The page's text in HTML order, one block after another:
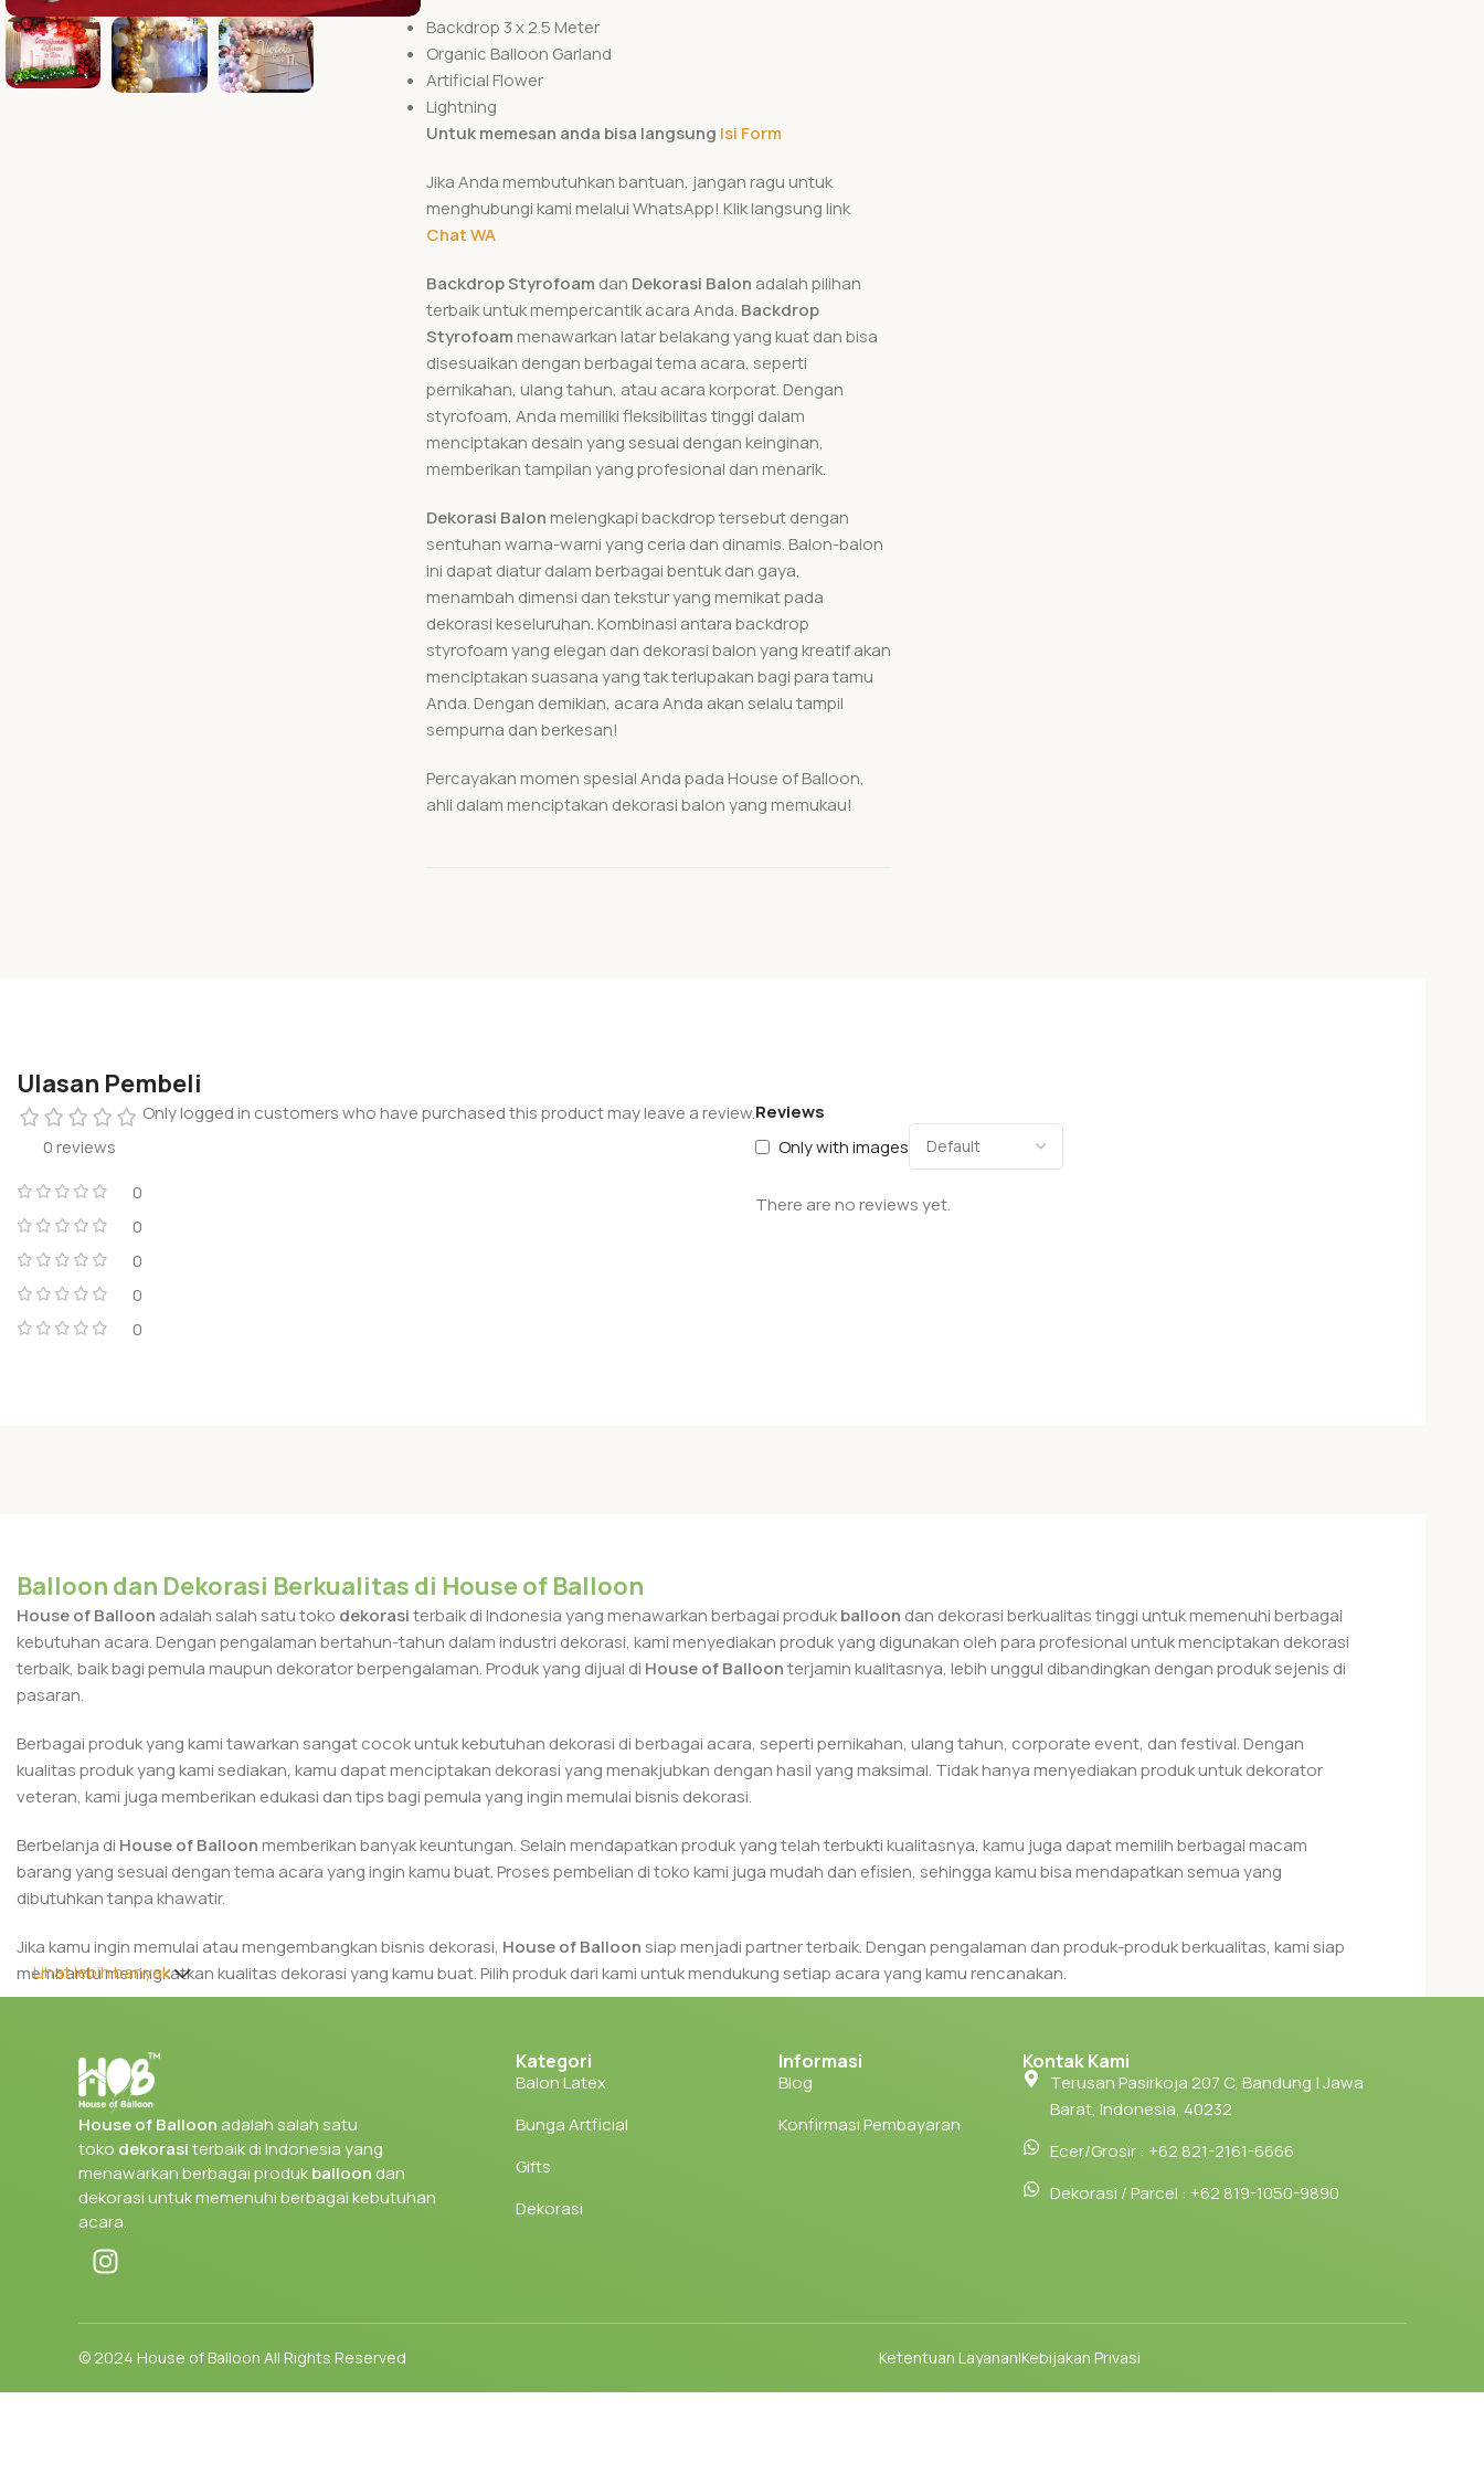
Backdrop 3 x 2.5 Meter
Organic Balloon Garland
Artificial Flower
Lightning
Untuk memesan anda bisa langsung Isi Form
Jika Anda membutuhkan bantuan, jangan ragu untuk
menghubungi kami melalui WhatsApp! Klik langsung link
Chat WA
Backdrop Styrofoam dan Dekorasi Balon adalah pilihan
terbaik untuk mempercantik acara Anda. Backdrop
Styrofoam menawarkan latar belakang yang kuat dan bisa
disesuaikan dengan berbagai tema acara, seperti
pernikahan, ulang tahun, atau acara korporat. Dengan
styrofoam, Anda memiliki fleksibilitas tinggi dalam
menciptakan desain yang sesuai dengan keinginan,
memberikan tampilan yang profesional dan menarik.
Dekorasi Balon melengkapi backdrop tersebut dengan
sentuhan warna-warni yang ceria dan dinamis. Balon-balon
ini dapat diatur dalam berbagai bentuk dan gaya,
menambah dimensi dan tekstur yang memikat pada
dekorasi keseluruhan. Kombinasi antara backdrop
styrofoam yang elegan dan dekorasi balon yang kreatif akan
menciptakan suasana yang tak terlupakan bagi para tamu
Anda. Dengan demikian, acara Anda akan selalu tampil
sempurna dan berkesan!
Percayakan momen spesial Anda pada House of Balloon,
ahli dalam menciptakan dekorasi balon yang memukau!
Ulasan Pembeli
0 reviews
0
0
0
0
0
Reviews
Only with images
There are no reviews yet.
Only logged in customers who have purchased this product may leave a review.
Balloon dan Dekorasi Berkualitas di House of Balloon
House of Balloon adalah salah satu toko dekorasiterbaik di Indonesia yang menawarkan berbagai produkballoon dan dekorasi berkualitas tinggi untuk memenuhi berbagai
kebutuhan acara. Dengan pengalaman bertahun-tahun dalam industri dekorasi, kami menyediakan produk yang digunakan oleh para profesional untuk menciptakan dekorasi
terbaik, baik bagi pemula maupun dekorator berpengalaman. Produk yang dijual di House of Balloonterjamin kualitasnya, lebih unggul dibandingkan dengan produk sejenis di
pasaran.
Berbagai produk yang kami tawarkan sangat cocok untuk kebutuhan dekorasi di berbagai acara, seperti pernikahan, ulang tahun, corporate event, dan festival. Dengan
kualitas produk yang kami sediakan, kamu dapat menciptakan dekorasi yang menakjubkan dengan hasil yang maksimal. Tidak hanya menyediakan produk untuk dekorator
veteran, kami juga memberikan edukasi dan tips bagi pemula yang ingin memulai bisnis dekorasi.
Berbelanja di House of Balloonmemberikan banyak keuntungan. Selain mendapatkan produk yang telah terbukti kualitasnya, kamu juga dapat memilih berbagai macam
barang yang sesuai dengan tema acara yang ingin kamu buat. Proses pembelian di toko kami juga mudah dan efisien, sehingga kamu bisa mendapatkan semua yang
dibutuhkan tanpa khawatir.
Jika kamu ingin memulai atau mengembangkan bisnis dekorasi, House of Balloon siap menjadi partner terbaik. Dengan pengalaman dan produk-produk berkualitas, kami siap
membantu meningkatkan kualitas dekorasi yang kamu buat. Pilih produk dari kami untuk mendukung setiap acara yang kamu rencanakan.
lebih istimewa dengan dekorasi yang sempurna dari House of Balloon.
Lihat lebih banyak
House of Balloon adalah salah satu
toko dekorasiterbaik di Indonesia yang
menawarkan berbagai produkballoon dan
dekorasi untuk memenuhi berbagai kebutuhan
acara.
Kategori
Balon Latex
Bunga Artficial
Gifts
Dekorasi
Informasi
Blog
Konfirmasi Pembayaran
Kontak Kami
Terusan Pasirkoja 207 C, Bandung | Jawa
Barat, Indonesia, 40232
Ecer/Grosir : +62 821-2161-6666
Dekorasi / Parcel : +62 819-1050-9890
© 2024 House of Balloon All Rights Reserved Ketentuan Layanan|Kebijakan Privasi